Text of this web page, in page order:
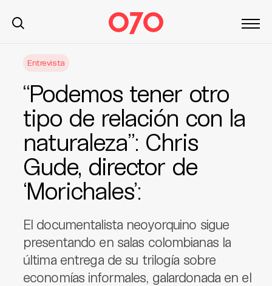
Entrevista
“Podemos tener otro
tipo de relación con la
naturaleza”: Chris
Gude, director de
‘Morichales’:
El documentalista neoyorquino sigue
presentando en salas colombianas la
última entrega de su trilogía sobre
economías informales, galardonada en el